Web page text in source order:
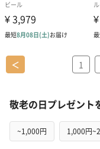
＜ 1
敬老の日プレゼント
~1,000円 1,000円